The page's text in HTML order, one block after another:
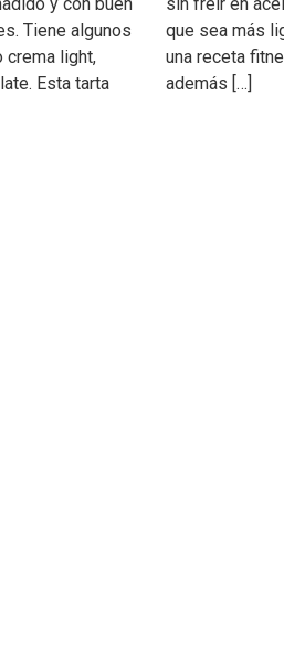
Tiene algunos
crema light,
Esta tarta
que sea más
una receta
además […]